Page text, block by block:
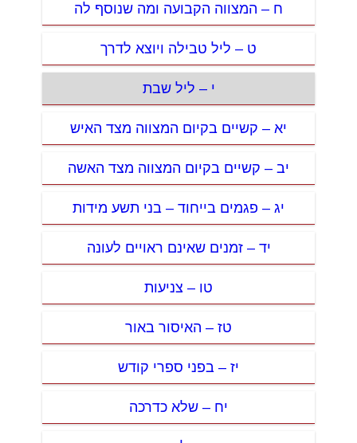
ח – המצווה הקבועה ומה שנוסף לה
ט – ליל טבילה ויוצא לדרך
י – ליל שבת
יא – קשיים בקיום המצווה מצד האיש
יב – קשיים בקיום המצווה מצד האשה
יג – פגמים בייחוד – בני תשע מידות
יד – זמנים שאינם ראויים לעונה
טו – צניעות
טז – האיסור באור
יז – בפני ספרי קודש
יח – שלא כדרכה